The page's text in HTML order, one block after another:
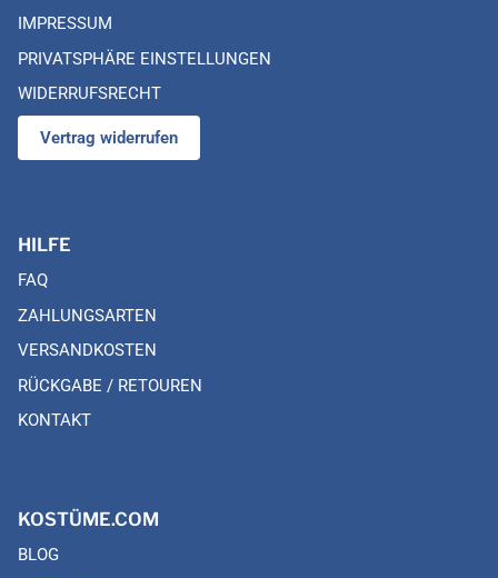
IMPRESSUM
PRIVATSPHÄRE EINSTELLUNGEN
WIDERRUFSRECHT
Vertrag widerrufen
HILFE
FAQ
ZAHLUNGSARTEN
VERSANDKOSTEN
RÜCKGABE / RETOUREN
KONTAKT
KOSTÜME.COM
BLOG